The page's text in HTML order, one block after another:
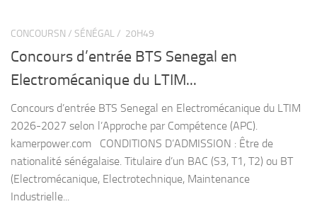
CONCOURSN / SÉNÉGAL / 20H49
Concours d’entrée BTS Senegal en
Electromécanique du LTIM...
Concours d’entrée BTS Senegal en Electromécanique du LTIM
2026-2027 selon l’Approche par Compétence (APC).
kamerpower.com CONDITIONS D’ADMISSION : Être de
nationalité sénégalaise. Titulaire d’un BAC (S3, T1, T2) ou BT
(Electromécanique, Electrotechnique, Maintenance
Industrielle...